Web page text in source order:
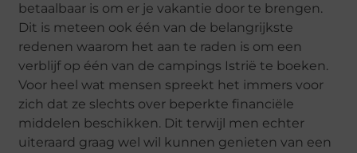
betaalbaar is om er je vakantie door te brengen.
Dit is meteen ook één van de belangrijkste
redenen waarom het aan te raden is om een
verblijf op één van de campings Istrië te boeken.
Voor heel wat mensen spreekt het immers voor
zich dat ze slechts over beperkte financiële
middelen beschikken. Dit terwijl men echter
uiteraard graag wel wil kunnen genieten van een